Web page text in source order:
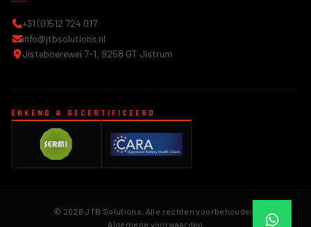
+31 (0)512 724 017
info@jtbsolutions.nl
Jisteboerewei 7-1, 9258 GT Jistrum
ERKEND & GECERTIFICEERD
© 2026 JTB Solutions. Alle rechten voorbehouden.
Algemene voorwaarden